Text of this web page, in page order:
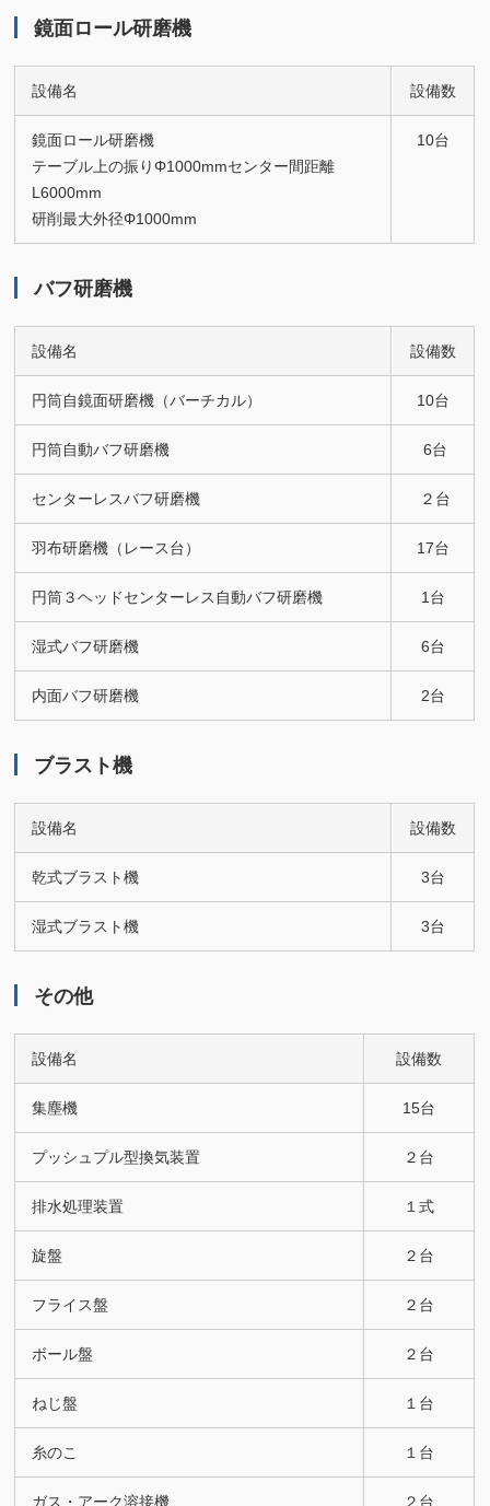
鏡面ロール研磨機
設備名 設備数
鏡面ロール研磨機
テーブル上の振りΦ1000mmセンター間距離
L6000mm
研削最大外径Φ1000mm
10台
バフ研磨機
設備名 設備数
円筒自鏡面研磨機（バーチカル） 10台
円筒自動バフ研磨機 6台
センターレスバフ研磨機 ２台
羽布研磨機（レース台） 17台
円筒３ヘッドセンターレス自動バフ研磨機 1台
湿式バフ研磨機 6台
内面バフ研磨機 2台
ブラスト機
設備名 設備数
乾式ブラスト機 3台
湿式ブラスト機 3台
その他
設備名 設備数
集塵機 15台
プッシュプル型換気装置 ２台
排水処理装置 １式
旋盤 ２台
フライス盤 ２台
ボール盤 ２台
ねじ盤 １台
糸のこ １台
ガス・アーク溶接機 ２台